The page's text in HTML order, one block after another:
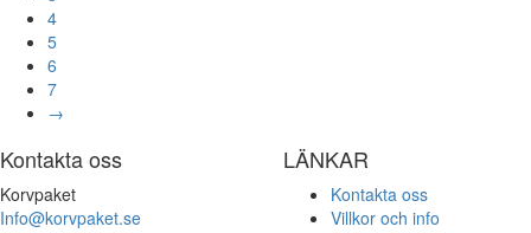
4
5
6
7
→
Kontakta oss
Korvpaket
Info@korvpaket.se
LÄNKAR
Kontakta oss
Villkor och info